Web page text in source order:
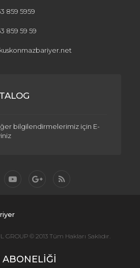
859 5959
859 59 59
bilgilendirmelerimiz için E-
GROUP © 2013 Tüm Hakları Saklıdır.